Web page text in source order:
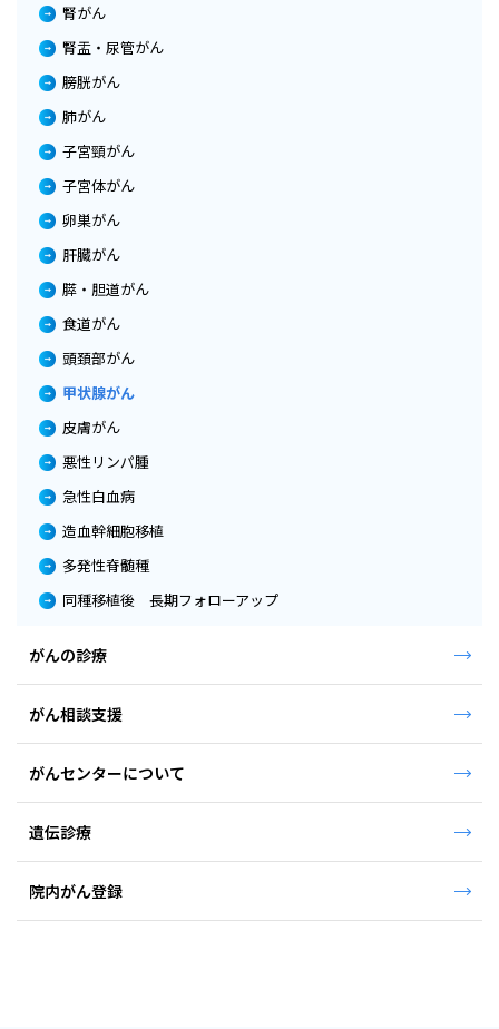
腎がん
腎盂・尿管がん
膀胱がん
肺がん
子宮頸がん
子宮体がん
卵巣がん
肝臓がん
膵・胆道がん
食道がん
頭頚部がん
甲状腺がん
皮膚がん
悪性リンパ腫
急性白血病
造血幹細胞移植
多発性脊髄種
同種移植後 長期フォローアップ
がんの診療
がん相談支援
がんセンターについて
遺伝診療
院内がん登録